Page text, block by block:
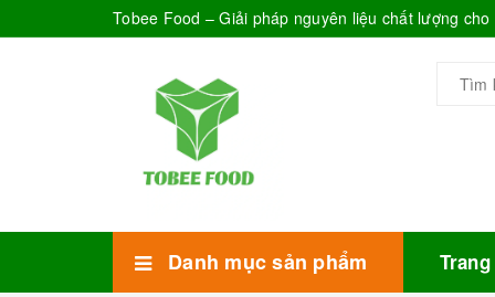
Tobee Food – Giải pháp nguyên liệu chất lượng
Danh mục sản phẩm